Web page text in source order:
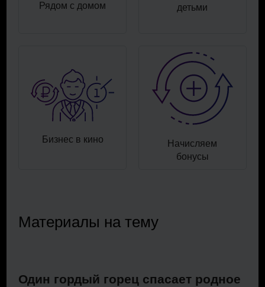
Рядом с домом
детьми
Бизнес в кино
Начисляем
бонусы
Материалы на тему
Один гордый горец спасает родное